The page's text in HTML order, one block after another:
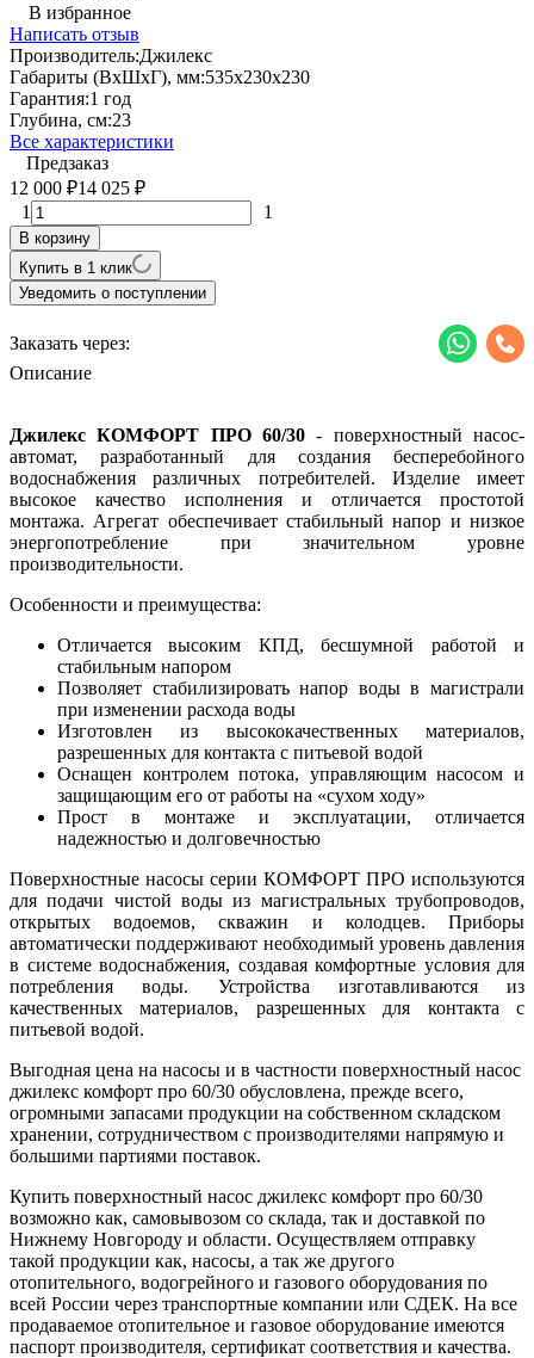
В избранное
Написать отзыв
Производитель:Джилекс
Габариты (ВхШхГ), мм:535x230x230
Гарантия:1 год
Глубина, см:23
Все характеристики
Предзаказ
12 000 ₽14 025 ₽
1 1
В корзину
Купить в 1 клик
Уведомить о поступлении
Заказать через:
Описание
Джилекс КОМФОРТ ПРО 60/30 - поверхностный насос-
автомат, разработанный для создания бесперебойного
водоснабжения различных потребителей. Изделие имеет
высокое качество исполнения и отличается простотой
монтажа. Агрегат обеспечивает стабильный напор и низкое
энергопотребление при значительном уровне
производительности.
Особенности и преимущества:
Отличается высоким КПД, бесшумной работой и
стабильным напором
Позволяет стабилизировать напор воды в магистрали
при изменении расхода воды
Изготовлен из высококачественных материалов,
разрешенных для контакта с питьевой водой
Оснащен контролем потока, управляющим насосом и
защищающим его от работы на «сухом ходу»
Прост в монтаже и эксплуатации, отличается
надежностью и долговечностью
Поверхностные насосы серии КОМФОРТ ПРО используются
для подачи чистой воды из магистральных трубопроводов,
открытых водоемов, скважин и колодцев. Приборы
автоматически поддерживают необходимый уровень давления
в системе водоснабжения, создавая комфортные условия для
потребления воды. Устройства изготавливаются из
качественных материалов, разрешенных для контакта с
питьевой водой.
Выгодная цена на насосы и в частности поверхностный насос
джилекс комфорт про 60/30 обусловлена, прежде всего,
огромными запасами продукции на собственном складском
хранении, сотрудничеством с производителями напрямую и
большими партиями поставок.
Купить поверхностный насос джилекс комфорт про 60/30
возможно как, самовывозом со склада, так и доставкой по
Нижнему Новгороду и области. Осуществляем отправку
такой продукции как, насосы, а так же другого
отопительного, водогрейного и газового оборудования по
всей России через транспортные компании или СДЕК. На все
продаваемое отопительное и газовое оборудование имеются
паспорт производителя, сертификат соответствия и качества.